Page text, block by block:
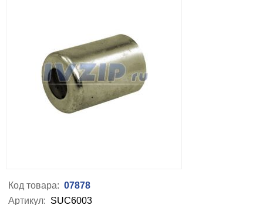
Код товара: 07878
Артикул: SUC6003